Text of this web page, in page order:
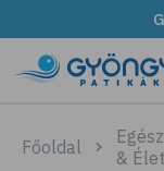
Főoldal
& Élet